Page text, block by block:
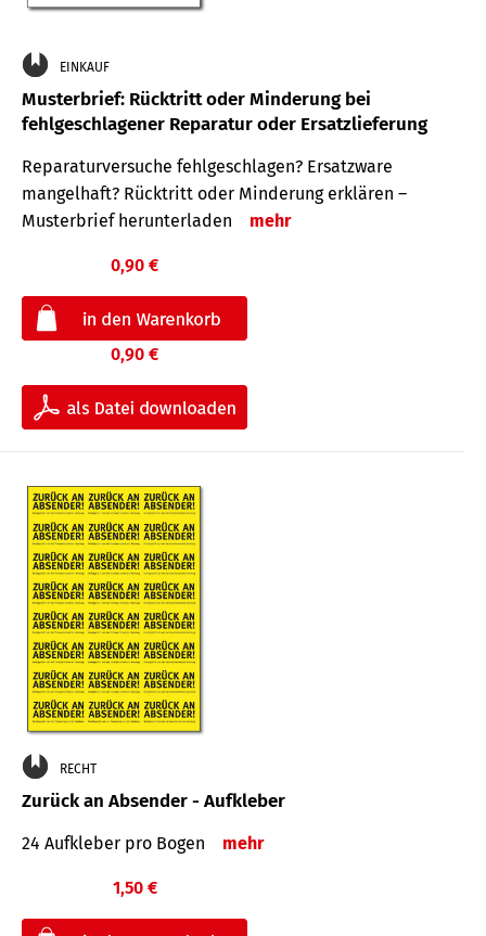
EINKAUF
Musterbrief: Rücktritt oder Minderung bei
fehlgeschlagener Reparatur oder Ersatzlieferung
Reparaturversuche fehlgeschlagen? Ersatzware
mangelhaft? Rücktritt oder Minderung erklären –
Musterbrief herunterladen
mehr
0,90 €
0,90 €
RECHT
Zurück an Absender - Aufkleber
24 Aufkleber pro Bogen mehr
1,50 €